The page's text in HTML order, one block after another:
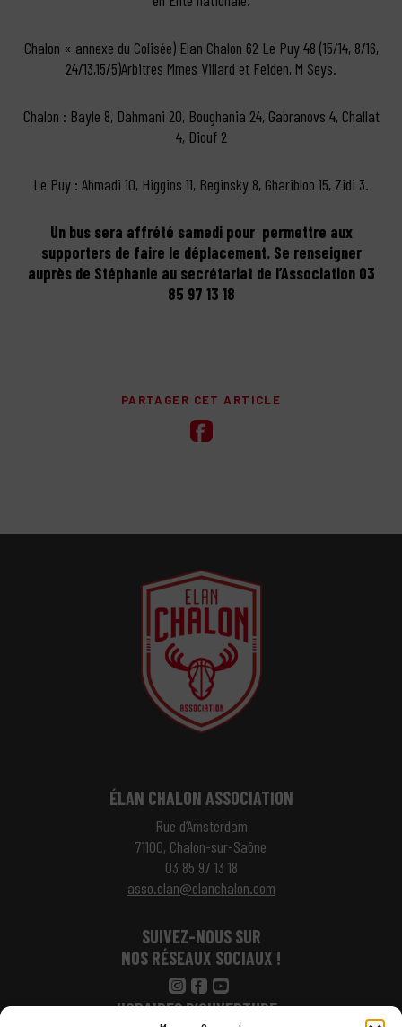
Chalon « annexe du Colisée) Elan Chalon 62 Le Puy 48 (15/14, 8/16,
24/13,15/5)Arbitres Mmes Villard et Feiden, M Seys.
Chalon : Bayle 8, Dahmani 20, Boughania 24, Gabranovs 4, Challat
4, Diouf 2
Le Puy : Ahmadi 10, Higgins 11, Beginsky 8, Gharibloo 15, Zidi 3.
Un bus sera affrété samedi pour permettre aux
supporters de faire le déplacement. Se renseigner
auprès de Stéphanie au secrétariat de l’Association 03
85 97 13 18
PARTAGER CET ARTICLE
ÉLAN CHALON ASSOCIATION
Rue d’Amsterdam
71100, Chalon-sur-Saône
03 85 97 13 18
asso.elan@elanchalon.com
SUIVEZ-NOUS SUR
NOS RÉSEAUX SOCIAUX !
HORAIRES D’OUVERTURE :